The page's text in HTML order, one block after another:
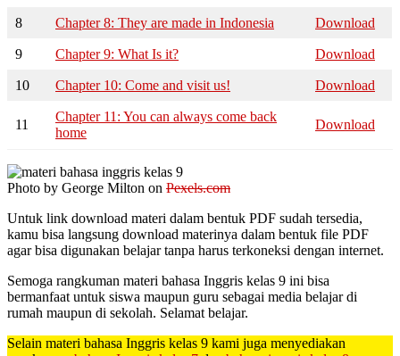
8 Chapter 8: They are made in Indonesia Download
9 Chapter 9: What Is it? Download
10 Chapter 10: Come and visit us! Download
11
Chapter 11: You can always come back
home
Download
Photo by George Milton on Pexels.com
Untuk link download materi dalam bentuk PDF sudah tersedia,
kamu bisa langsung download materinya dalam bentuk file PDF
agar bisa digunakan belajar tanpa harus terkoneksi dengan internet.
Semoga rangkuman materi bahasa Inggris kelas 9 ini bisa
bermanfaat untuk siswa maupun guru sebagai media belajar di
rumah maupun di sekolah. Selamat belajar.
Selain materi bahasa Inggris kelas 9 kami juga menyediakan